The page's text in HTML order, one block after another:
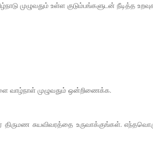
முழுவதும் உள்ள குடும்பங்களுடன் நீடித்த
வாழ்நாள் முழுவதும் ஒன்றிணைக்க.
சுயவிவரத்தை உருவாக்குங்கள்.